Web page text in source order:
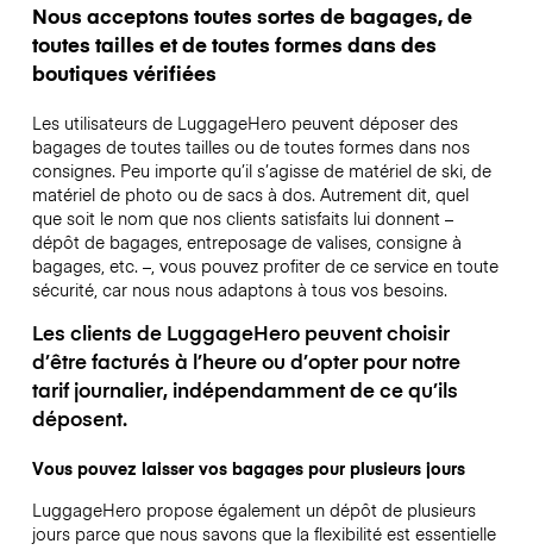
Nous acceptons toutes sortes de bagages, de
toutes tailles et de toutes formes dans des
boutiques vérifiées
Les utilisateurs de LuggageHero peuvent déposer des
bagages de toutes tailles ou de toutes formes dans nos
consignes. Peu importe qu’il s’agisse de matériel de ski, de
matériel de photo ou de sacs à dos. Autrement dit, quel
que soit le nom que nos clients satisfaits lui donnent –
dépôt de bagages, entreposage de valises, consigne à
bagages, etc. –, vous pouvez profiter de ce service en toute
sécurité, car nous nous adaptons à tous vos besoins.
Les clients de LuggageHero peuvent choisir
d’être facturés à l’heure ou d’opter pour notre
tarif journalier, indépendamment de ce qu’ils
déposent.
Vous pouvez laisser vos bagages pour plusieurs jours
LuggageHero propose également un dépôt de plusieurs
jours parce que nous savons que la flexibilité est essentielle